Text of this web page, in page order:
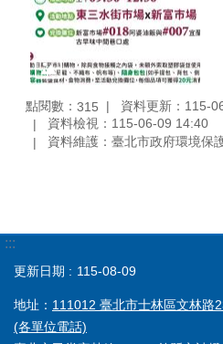
點閱數： 315
資料更新：115-
資料檢視：115-06-09 14:40
資料維護：臺北市政府環境保
:::
更新日期 115-08-09
地址： 111012 臺北市士林區文林路
(各單位電話)